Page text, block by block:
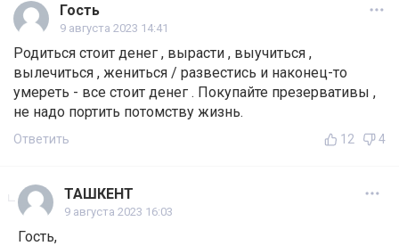
Гость
9 августа 2023 14:41
Родиться стоит денег , вырасти , выучиться ,
вылечиться , жениться / развестись и наконец-то
умереть - все стоит денег . Покупайте презервативы ,
не надо портить потомству жизнь.
Ответить 12 4
ТАШКЕНТ
9 августа 2023 16:03
Гость,